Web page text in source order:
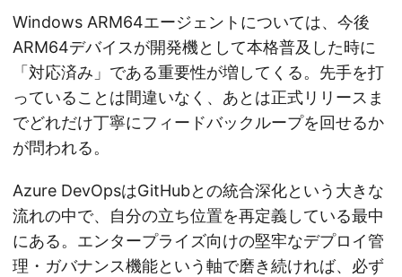
Windows ARM64エージェントについては、今後
ARM64デバイスが開発機として本格普及した時に
「対応済み」である重要性が増してくる。先手を打
っていることは間違いなく、あとは正式リリースま
でどれだけ丁寧にフィードバックループを回せるか
が問われる。
Azure DevOpsはGitHubとの統合深化という大きな
流れの中で、自分の立ち位置を再定義している最中
にある。エンタープライズ向けの堅牢なデプロイ管
理・ガバナンス機能という軸で磨き続ければ、必ず